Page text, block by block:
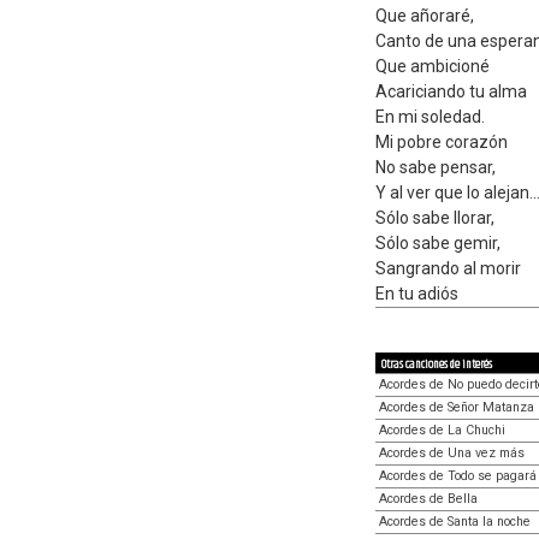
Que añoraré,
Canto de una
Que ambicioné
Acariciando tu alma
En mi soledad.
Mi pobre corazón
No sabe pensar,
Y al ver que lo
Sólo sabe llorar,
Sólo sabe gemir,
Sangrando al morir
En tu adiós
Otras canciones de interés
Acordes de No puedo
Acordes de Señor Matanza
Acordes de La Chuchi
Acordes de Una vez más
Acordes de Todo se pagará
Acordes de Bella
Acordes de Santa la noche